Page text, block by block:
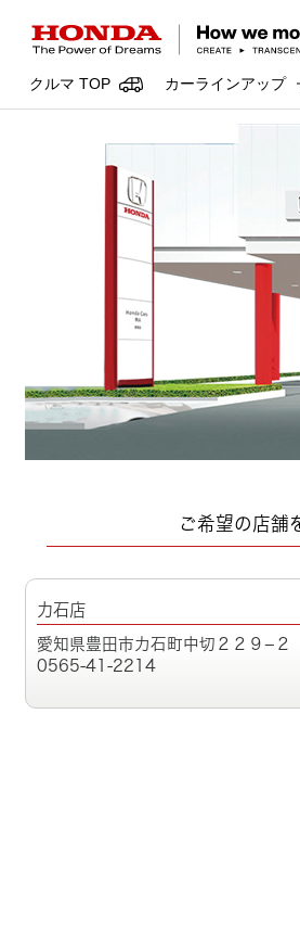
クルマ TOP カーラインアップ
ご希望の店舗
力石店
愛知県豊田市力石町中切２２９−２
0565-41-2214